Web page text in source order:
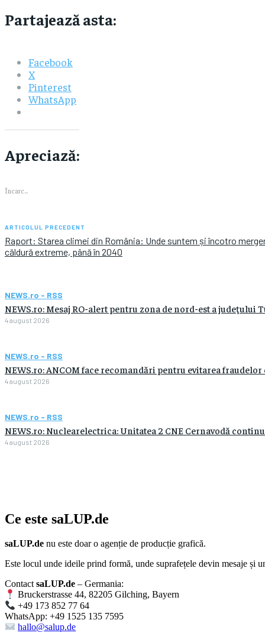
Partajează asta:
Facebook
X
Pinterest
WhatsApp
Apreciază:
Încarc...
ARTICOLUL PRECEDENT
Raport: Starea climei din România: Unde suntem și încotro
căldură extreme, până în 2040
NEWS.ro - RSS
NEWS.ro: Mesaj RO-alert pentru zona de nord-est a
4 august 2026
NEWS.ro - RSS
NEWS.ro: ANCOM face recomandări pentru evitarea
4 august 2026
NEWS.ro - RSS
NEWS.ro: Nuclearelectrica: Unitatea 2 CNE Cernavodă
4 august 2026
Ce este saLUP.de
saLUP.de nu este doar o agenție de producție grafică.
Este locul unde ideile prind formă, unde suprafețele devin mesaje și
ContactsaLUP.de – Germania:
Bruckerstrasse 44, 82205 Gilching, Bayern
+49 173 852 77 64
WhatsApp: +49 1525 135 7595
hallo@salup.de